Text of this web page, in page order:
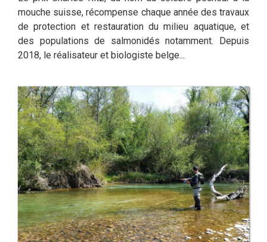
mouche suisse, récompense chaque année des travaux
de protection et restauration du milieu aquatique, et
des populations de salmonidés notamment. Depuis
2018, le réalisateur et biologiste belge...